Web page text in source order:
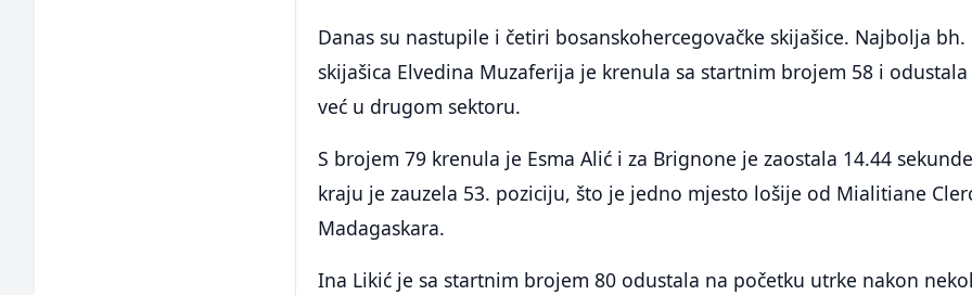
Danas su nastupile i četiri bosanskohercegovačke skijašice. Najbolja bh.
skijašica Elvedina Muzaferija je krenula sa startnim brojem 58 i odustala
već u drugom sektoru.
S brojem 79 krenula je Esma Alić i za Brignone je zaostala 14.44
kraju je zauzela 53. poziciju, što je jedno mjesto lošije od Mialitiane
Madagaskara.
Ina Likić je sa startnim brojem 80 odustala na početku utrke nakon